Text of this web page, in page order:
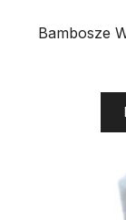
Bambosze